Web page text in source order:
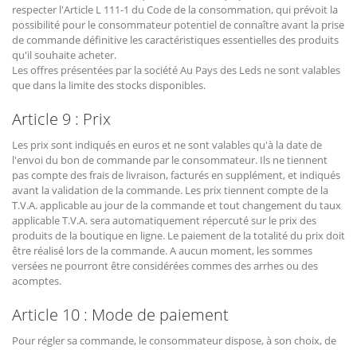
respecter l'Article L 111-1 du Code de la consommation, qui prévoit la
possibilité pour le consommateur potentiel de connaître avant la prise
de commande définitive les caractéristiques essentielles des produits
qu'il souhaite acheter.
Les offres présentées par la société Au Pays des Leds ne sont valables
que dans la limite des stocks disponibles.
Article 9 : Prix
Les prix sont indiqués en euros et ne sont valables qu'à la date de
l'envoi du bon de commande par le consommateur. Ils ne tiennent
pas compte des frais de livraison, facturés en supplément, et indiqués
avant la validation de la commande. Les prix tiennent compte de la
T.V.A. applicable au jour de la commande et tout changement du taux
applicable T.V.A. sera automatiquement répercuté sur le prix des
produits de la boutique en ligne. Le paiement de la totalité du prix doit
être réalisé lors de la commande. A aucun moment, les sommes
versées ne pourront être considérées commes des arrhes ou des
acomptes.
Article 10 : Mode de paiement
Pour régler sa commande, le consommateur dispose, à son choix, de